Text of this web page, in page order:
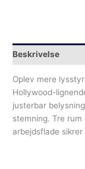
Beskrivelse
Oplev mere
Hollywood-
justerbar
stemning. Tre
arbejdsflade